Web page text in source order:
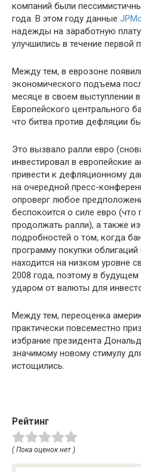
компаний были
года. В этом году данные
надежды на заработную
улучшились в течение первой
Между тем, в еврозоне
экономического подъема
месяце в своем выступлении
Европейского центрального
что битва против дефляции
Это вызвало ралли евро
инвестировал в европейские
привести к дефляционному
на очередной пресс-
опроверг любое
беспокоится о силе евро (что
продолжать ралли), а также
подробностей о том, когда
программу покупки
находится на низком уровне
2008 года, поэтому в
ударом от валюты для
Между тем, переоценка
практически повсеместно
избрание президента
значимому новому стимулу
истощились.
Рейтинг
( Пока оценок нет )